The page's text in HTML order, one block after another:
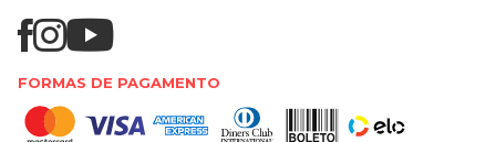
FORMAS DE PAGAMENTO